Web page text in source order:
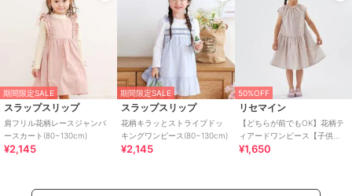
期間限定SALE
スラップスリップ
肩フリル花柄レースジャンパ
ースカート(80~130cm)
¥2,145
期間限定SALE
スラップスリップ
花柄キラッとストライプドッ
キングワンピース(80~130cm)
¥2,145
50%OFF
リセマイン
【どちらが前でもOK】花柄テ
ィアードワンピース【子供
服】【キッズ】【女の子】
¥1,650